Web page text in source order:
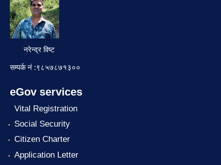
नरेन्द्र विष्ट
सम्पर्क नं :९८५७८७१३००
eGov services
Vital Registration
Social Security
Citizen Charter
Application Letter